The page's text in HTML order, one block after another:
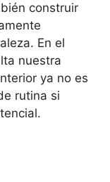
construir
En el
nuestra
ya no es
rutina si